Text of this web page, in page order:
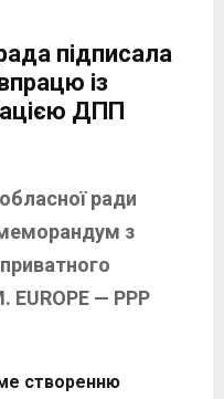
підписала
із
ДПП
ради
з
EUROPE — PPP
створенню